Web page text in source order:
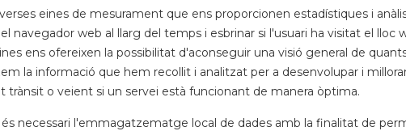
eines de mesurament que ens proporcionen estadístiques i
navegador web al llarg del temps i esbrinar si l'usuari ha visitat el lloc
ens ofereixen la possibilitat d'aconseguir una visió general de
la informació que hem recollit i analitzat per a desenvolupar i
o veient si un servei està funcionant de manera òptima.
és necessari l'emmagatzematge local de dades amb la finalitat de